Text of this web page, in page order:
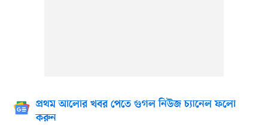
প্রথম আলোর খবর পেতে গুগল নিউজ চ্যানেল ফলো
করুন